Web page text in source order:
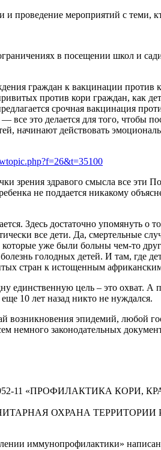
проведение мероприятий с теми,
в посещении школ и
граждан к вакцинации против
против кори граждан, как
срочная вакцинация
все это делается для того, чтобы
начинают действовать
зрения здравого смысла все эти
не поддается никакому
Здесь достаточно упомянуть о
все дети. Да, смертельные
уже были больны чем-то
голодных детей. И там, где
стран к истощенным
единственную цель – это охват. А
10 лет назад никто не нуждался.
возникновения эпидемий, любой
немного законодательных
11 «ПРОФИЛАКТИКА КОРИ,
«САНИТАРНАЯ ОХРАНА
иммунопрофилактики»